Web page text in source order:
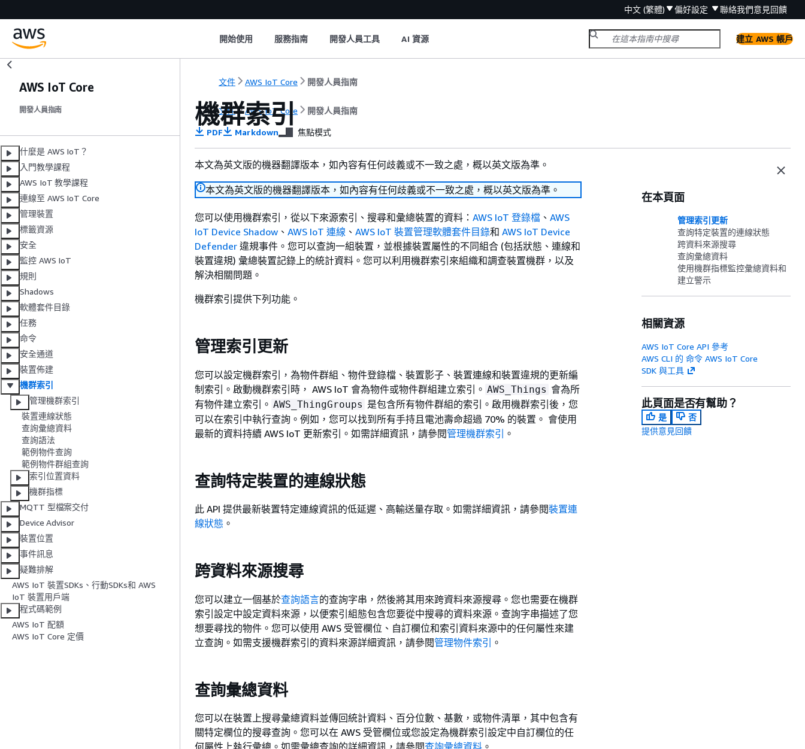
中文 (繁體) 偏好設定 聯絡我們意見回饋
開始使用 服務指南 開發人員工具 AI 資源 建立 AWS 帳戶
AWS IoT Core
開發人員指南
什麼是 AWS IoT？
入門教學課程
AWS IoT 教學課程
連線至 AWS IoT Core
管理裝置
標籤資源
安全
監控 AWS IoT
規則
Shadows
軟體套件目錄
任務
命令
安全通道
裝置佈建
機群索引
管理機群索引
裝置連線狀態
查詢彙總資料
查詢語法
範例物件查詢
範例物件群組查詢
索引位置資料
機群指標
MQTT 型檔案交付
Device Advisor
裝置位置
事件訊息
疑難排解
AWS IoT 裝置SDKs、行動SDKs和 AWS
IoT 裝置用戶端
程式碼範例
AWS IoT 配額
AWS IoT Core 定價
文件 AWS IoT Core 開發人員指南
文件 AWS IoT Core 開發人員指南
機群索引
PDF Markdown 焦點模式
本文為英文版的機器翻譯版本，如內容有任何歧義或不一致之處，概以英文版為準。
本文為英文版的機器翻譯版本，如內容有任何歧義或不一致之處，概以英文版為準。
您可以使用機群索引，從以下來源索引、搜尋和彙總裝置的資料： AWS IoT 登錄檔 、 AWS
IoT Device Shadow 、 AWS IoT 連線 、 AWS IoT 裝置管理軟體套件目錄和 AWS IoT Device
Defender 違規事件。您可以查詢一組裝置，並根據裝置屬性的不同組合 (包括狀態、連線和
裝置違規) 彙總裝置記錄上的統計資料。您可以利用機群索引來組織和調查裝置機群，以及
解決相關問題。
機群索引提供下列功能。
管理索引更新
您可以設定機群索引，為物件群組、物件登錄檔、裝置影子、裝置連線和裝置違規的更新編
制索引。啟動機群索引時， AWS IoT 會為物件或物件群組建立索引。 AWS_Things 會為所
有物件建立索引。 AWS_ThingGroups 是包含所有物件群組的索引。啟用機群索引後，您
可以在索引中執行查詢。例如，您可以找到所有手持且電池壽命超過 70% 的裝置。 會使用
最新的資料持續 AWS IoT 更新索引。如需詳細資訊，請參閱管理機群索引 。
查詢特定裝置的連線狀態
此 API 提供最新裝置特定連線資訊的低延遲、高輸送量存取。如需詳細資訊，請參閱裝置連
線狀態 。
跨資料來源搜尋
您可以建立一個基於查詢語言的查詢字串，然後將其用來跨資料來源搜尋。您也需要在機群
索引設定中設定資料來源，以便索引組態包含您要從中搜尋的資料來源。查詢字串描述了您
想要尋找的物件。您可以使用 AWS 受管欄位、自訂欄位和索引資料來源中的任何屬性來建
立查詢。如需支援機群索引的資料來源詳細資訊，請參閱管理物件索引 。
查詢彙總資料
您可以在裝置上搜尋彙總資料並傳回統計資料、百分位數、基數，或物件清單，其中包含有
關特定欄位的搜尋查詢。您可以在 AWS 受管欄位或您設定為機群索引設定中自訂欄位的任
何屬性上執行彙總。如需彙總查詢的詳細資訊，請參閱查詢彙總資料 。
在本頁面
管理索引更新
查詢特定裝置的連線狀態
跨資料來源搜尋
查詢彙總資料
使用機群指標監控彙總資料和
建立警示
相關資源
AWS IoT Core API 參考
AWS CLI 的 命令 AWS IoT Core
SDK 與工具
此頁面是否有幫助？
是
否
提供意見回饋